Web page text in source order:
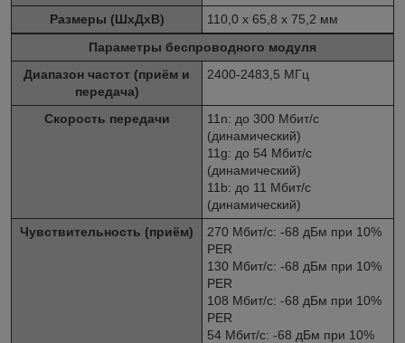
Размеры (ШхДхВ)
110,0 x 65,8 x 75,2 мм
Параметры беспроводного модуля
Диапазон частот (приём и
передача)
2400-2483,5 МГц
Скороcть передачи
11n: до 300 Мбит/с
(динамический)
11g: до 54 Мбит/с
(динамический)
11b: до 11 Мбит/с
(динамический)
Чувствительность (приём)
270 Мбит/с: -68 дБм при 10%
PER
130 Мбит/с: -68 дБм при 10%
PER
108 Мбит/с: -68 дБм при 10%
PER
54 Мбит/с: -68 дБм при 10%